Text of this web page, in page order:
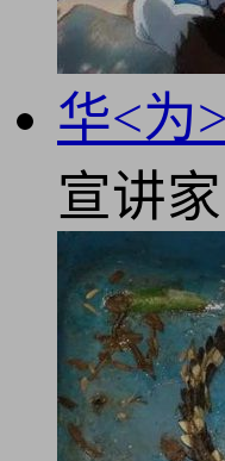
华<为
宣讲家